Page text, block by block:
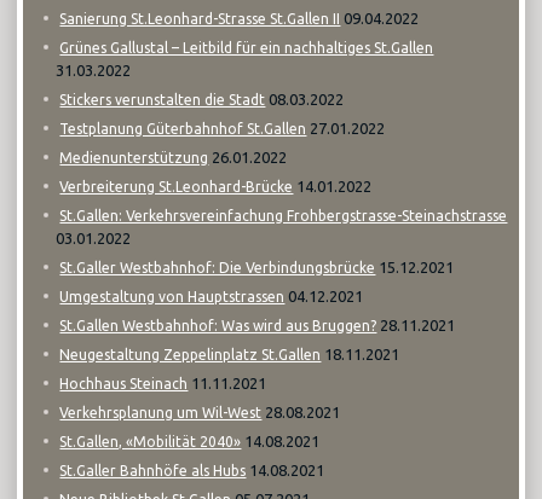
Sanierung St.Leonhard-Strasse St.Gallen II 09.04.2022
Grünes Gallustal – Leitbild für ein nachhaltiges St.Gallen
31.03.2022
Stickers verunstalten die Stadt 08.03.2022
Testplanung Güterbahnhof St.Gallen 27.01.2022
Medienunterstützung 26.01.2022
Verbreiterung St.Leonhard-Brücke 14.01.2022
St.Gallen: Verkehrsvereinfachung Frohbergstrasse-Steinachstrasse
03.01.2022
St.Galler Westbahnhof: Die Verbindungsbrücke 15.12.2021
Umgestaltung von Hauptstrassen 04.12.2021
St.Gallen Westbahnhof: Was wird aus Bruggen? 28.11.2021
Neugestaltung Zeppelinplatz St.Gallen 18.11.2021
Hochhaus Steinach 11.11.2021
Verkehrsplanung um Wil-West 28.08.2021
St.Gallen, «Mobilität 2040» 14.08.2021
St.Galler Bahnhöfe als Hubs 14.08.2021